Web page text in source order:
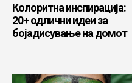
Колоритна инспирација:
20+ одлични идеи за
бојадисување на домот